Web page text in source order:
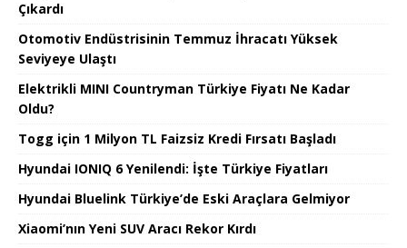
Çıkardı
Otomotiv Endüstrisinin Temmuz İhracatı Yüksek
Seviyeye Ulaştı
Elektrikli MINI Countryman Türkiye Fiyatı Ne Kadar
Oldu?
Togg için 1 Milyon TL Faizsiz Kredi Fırsatı Başladı
Hyundai IONIQ 6 Yenilendi: İşte Türkiye Fiyatları
Hyundai Bluelink Türkiye’de Eski Araçlara Gelmiyor
Xiaomi’nın Yeni SUV Aracı Rekor Kırdı